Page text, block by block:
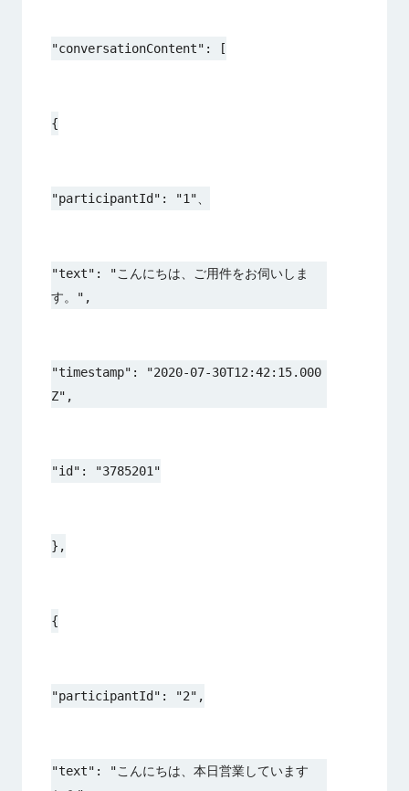
"conversationContent": [
{
"participantId": "1"、
"text": "こんにちは、ご用件をお伺いしま
す。",
"timestamp": "2020-07-30T12:42:15.000
Z",
"id": "3785201"
},
{
"participantId": "2",
"text": "こんにちは、本日営業しています